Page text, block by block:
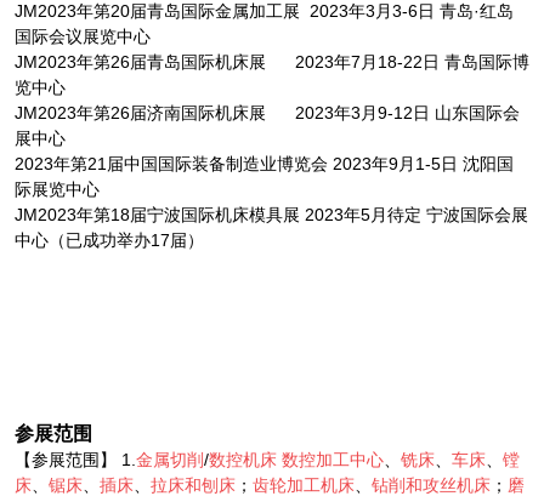
JM2023年第20届青岛国际金属加工展 2023年3月3-6日 青岛·红岛
国际会议展览中心
JM2023年第26届青岛国际机床展 2023年7月18-22日 青岛国际博
览中心
JM2023年第26届济南国际机床展 2023年3月9-12日 山东国际会
展中心
2023年第21届中国国际装备制造业博览会 2023年9月1-5日 沈阳国
际展览中心
JM2023年第18届宁波国际机床模具展 2023年5月待定 宁波国际会展
中心（已成功举办17届）
参展范围
【参展范围】 1. 金属切削/数控机床 数控加工中心 铣床 车床
镗
床
锯床 插床 拉床和刨床 ； 齿轮加工机床 钻削和攻丝机床 ； 磨